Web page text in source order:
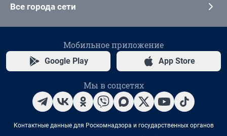
Все города сети
Мобильное приложение
Google Play App Store
Мы в соцсетях
Контактные данные для Роскомнадзора и государственных органов